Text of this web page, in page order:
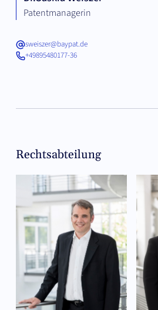
Patentmanagerin
sweiszer@baypat.de
+49895480177-36
Rechtsabteilung